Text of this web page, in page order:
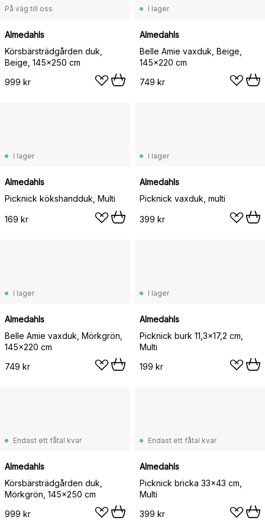
På väg till oss
Almedahls
Körsbärsträdgården duk,
Beige, 145x250 cm
999 kr
I lager
Almedahls
Belle Amie vaxduk, Beige,
145x220 cm
749 kr
I lager
Almedahls
Picknick kökshandduk, Multi
169 kr
I lager
Almedahls
Picknick vaxduk, multi
399 kr
I lager
Almedahls
Belle Amie vaxduk, Mörkgrön,
145x220 cm
749 kr
I lager
Almedahls
Picknick burk 11,3x17,2 cm,
Multi
199 kr
Endast ett fåtal kvar
Almedahls
Körsbärsträdgården duk,
Mörkgrön, 145x250 cm
999 kr
Endast ett fåtal kvar
Almedahls
Picknick bricka 33x43 cm,
Multi
399 kr